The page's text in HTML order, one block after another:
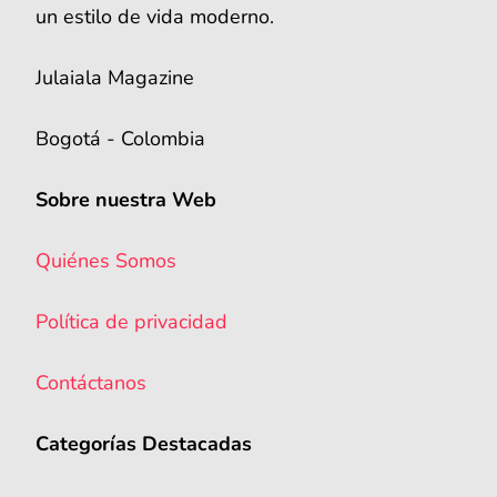
un estilo de vida moderno.
Julaiala Magazine
Bogotá - Colombia
Sobre nuestra Web
Quiénes Somos
Política de privacidad
Contáctanos
Categorías Destacadas